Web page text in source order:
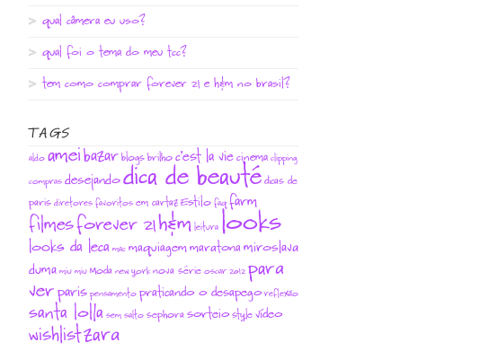
qual câmera eu uso?
qual foi o tema do meu tcc?
tem como comprar forever 21 e h&m no brasil?
TAGS
aldo ameibazarblogsbrilhoc'est la viecinema clipping
compras desejandodica de beautédicas de
paris diretores favoritos em cartazEstilo faq farm
filmesforever 21h&m leitura looks
looks da leca mac maquiagemmaratonamiroslava
duma miu miu Moda new york nova série oscar 2012 para
verparis pensamento praticando o desapego reflexão
santa lolla sem salto sephorasorteiostylevídeo
wishlistzara